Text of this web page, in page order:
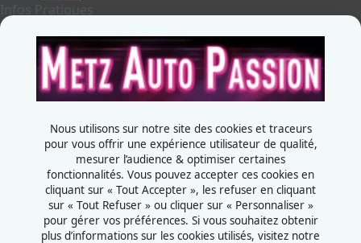
Infos Pratiques
Je souhaite exposer
Metz Auto Passion
Contactez-nous
Rue de la Grange aux bois
57070 - Metz
France
Nous utilisons sur notre site des cookies et traceurs
pour vous offrir une expérience utilisateur de qualité,
mesurer l’audience & optimiser certaines
fonctionnalités. Vous pouvez accepter ces cookies en
cliquant sur « Tout Accepter », les refuser en cliquant
sur « Tout Refuser » ou cliquer sur « Personnaliser »
pour gérer vos préférences. Si vous souhaitez obtenir
plus d’informations sur les cookies utilisés, visitez notre